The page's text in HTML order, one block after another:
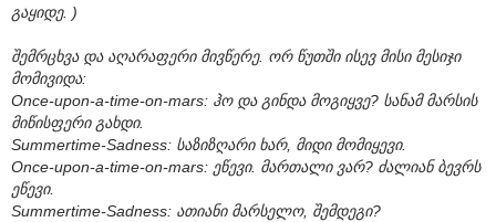
გაყიდე. )
შემრცხვა და აღარაფერი მივწერე. ორ წუთში ისევ მისი მესიჯი
მომივიდა:
Once-upon-a-time-on-mars: ჰო და გინდა მოგიყვე? სანამ მარსის
მიწისფერი გახდი.
Summertime-Sadness: საზიზღარი ხარ, მიდი მომიყევი.
Once-upon-a-time-on-mars: ეწევი. მართალი ვარ? ძალიან ბევრს
ეწევი.
Summertime-Sadness: ათიანი მარსელო, შემდეგი?